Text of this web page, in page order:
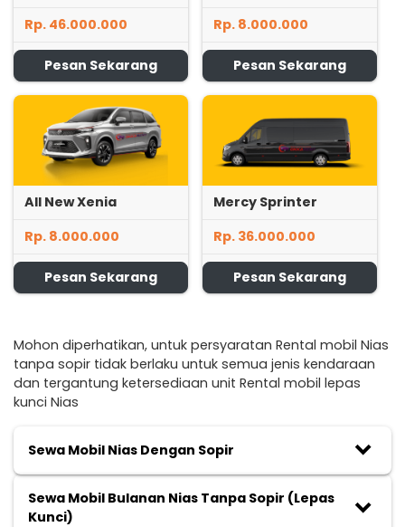
Rp. 46.000.000
Pesan Sekarang
Rp. 8.000.000
Pesan Sekarang
All New Xenia
Rp. 8.000.000
Pesan Sekarang
Mercy Sprinter
Rp. 36.000.000
Pesan Sekarang
Mohon diperhatikan, untuk persyaratan Rental mobil Nias
tanpa sopir tidak berlaku untuk semua jenis kendaraan
dan tergantung ketersediaan unit Rental mobil lepas
kunci Nias
Sewa Mobil Nias Dengan Sopir keyboard_arrow_down
Sewa Mobil Bulanan Nias Tanpa Sopir (Lepas
Kunci)
keyboard_arrow_down